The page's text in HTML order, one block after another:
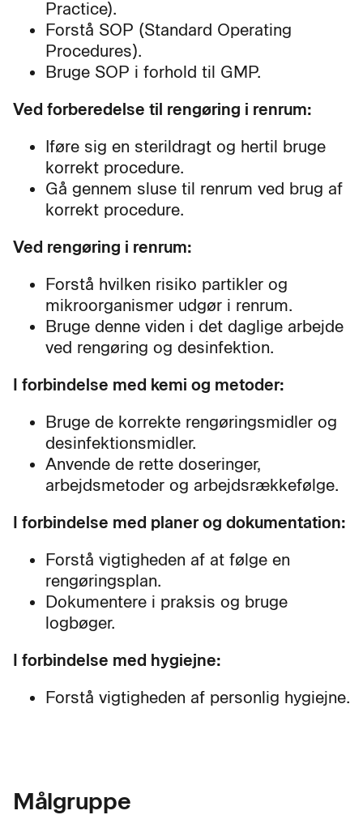
Practice).
Forstå SOP (Standard Operating
Procedures).
Bruge SOP i forhold til GMP.
Ved forberedelse til rengøring i renrum:
Iføre sig en sterildragt og hertil bruge
korrekt procedure.
Gå gennem sluse til renrum ved brug af
korrekt procedure.
Ved rengøring i renrum:
Forstå hvilken risiko partikler og
mikroorganismer udgør i renrum.
Bruge denne viden i det daglige arbejde
ved rengøring og desinfektion.
I forbindelse med kemi og metoder:
Bruge de korrekte rengøringsmidler og
desinfektionsmidler.
Anvende de rette doseringer,
arbejdsmetoder og arbejdsrækkefølge.
I forbindelse med planer og dokumentation:
Forstå vigtigheden af at følge en
rengøringsplan.
Dokumentere i praksis og bruge
logbøger.
I forbindelse med hygiejne:
Forstå vigtigheden af personlig hygiejne.
Målgruppe